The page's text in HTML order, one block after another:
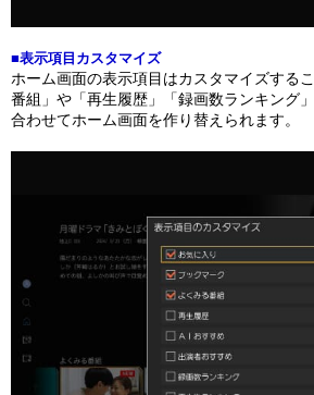
■表示項目カスタマイズ
ホーム画面の表示項目はカスタマイズする
番組」や「再生履歴」「録画数ランキング
合わせてホーム画面を作り替えられます。